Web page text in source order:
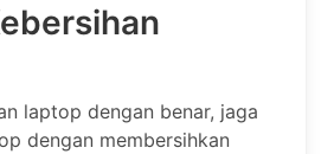
laptop dengan benar, jaga
dengan membersihkan